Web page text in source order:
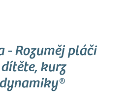
- Rozuměj pláči
kurz